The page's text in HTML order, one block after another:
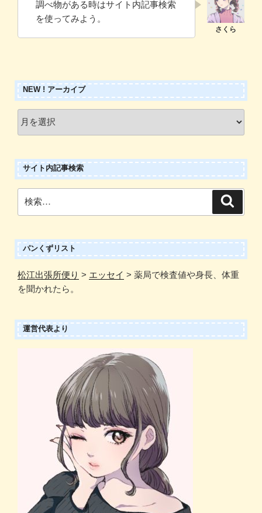
調べ物がある時はサイト内記事検索
を使ってみよう。
NEW ! アーカイブ
New
ー
カ
イ
ブ
サイト内記事検索
索:
パンくずリスト
松江出張所便り > エッセイ > 薬局で検査値や身長、体重
を聞かれたら。
運営代表より